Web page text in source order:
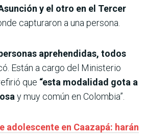
y el otro en el Tercer
capturaron a una persona.
aprehendidas, todos
Están a cargo del Ministerio
que “esta modalidad gota a
y muy común en Colombia”.
adolescente en Caazapá: harán